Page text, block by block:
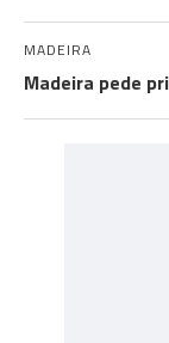
MADEIRA
Madeira pede